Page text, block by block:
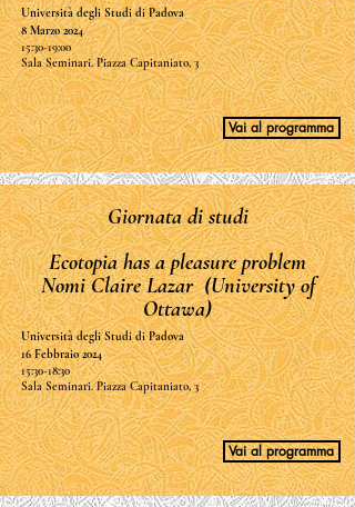
Università degli Studi di Padova
8 Marzo 2024
15:30-19:00
Sala Seminari. Piazza Capitaniato, 3
Vai al programma
Giornata di studi
Ecotopia has a pleasure problem
Nomi Claire Lazar (University of
Ottawa)
Università degli Studi di Padova
16 Febbraio 2024
15:30-18:30
Sala Seminari. Piazza Capitaniato, 3
Vai al programma